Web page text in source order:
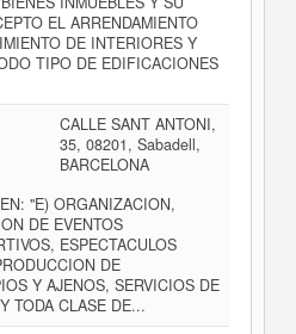
EL ARRENDAMIENTO
DE INTERIORES Y
TIPO DE EDIFICACIONES
CALLE SANT ANTONI,
35, 08201, Sabadell,
BARCELONA
"E) ORGANIZACION,
DE EVENTOS
ESPECTACULOS
DE
Y AJENOS, SERVICIOS DE
TODA CLASE DE...